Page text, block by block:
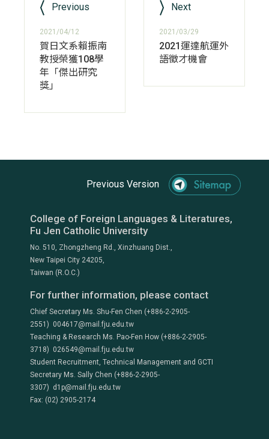
Previous
2021/04/12
賀日文系賴振南
教授榮獲108學
年「傑出研究
獎」
Next
2021/03/29
2021運達航運外
語徵才機會
Previous Version
College of Foreign Languages & Literatures,
Fu Jen Catholic University
No. 510, Zhongzheng Rd., Xinzhuang Dist.,
New Taipei City 24205,
Taiwan (R.O.C.)
For further information, please contact
Chief Secretary Ms. Shu-Fen Chen (+886-2-2905-
2551) 004617@mail.fju.edu.tw
Teaching & Research Ms. Pao-Fen How (+886-2-2905-
3718) 026549@mail.fju.edu.tw
Student Recruitment, Technical Management and GCTI
Secretary Ms. Sally Chen (+886-2-2905-
3307) d1p@mail.fju.edu.tw
Fax: (02) 2905-2174